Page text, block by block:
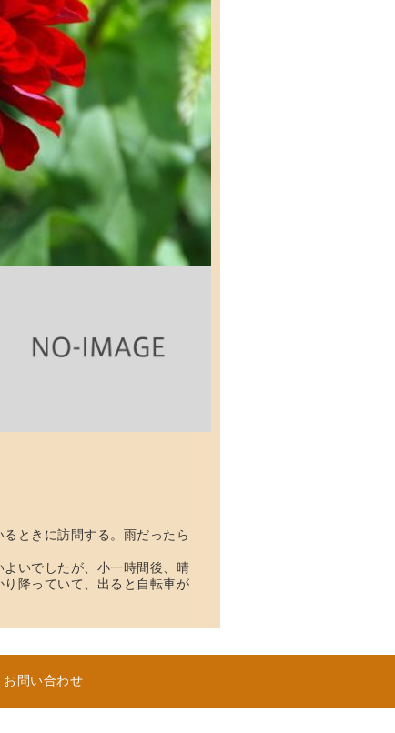
ときに訪問する。雨だったら
いでしたが、小一時間後、晴
降っていて、出ると自転車が
お問い合わせ